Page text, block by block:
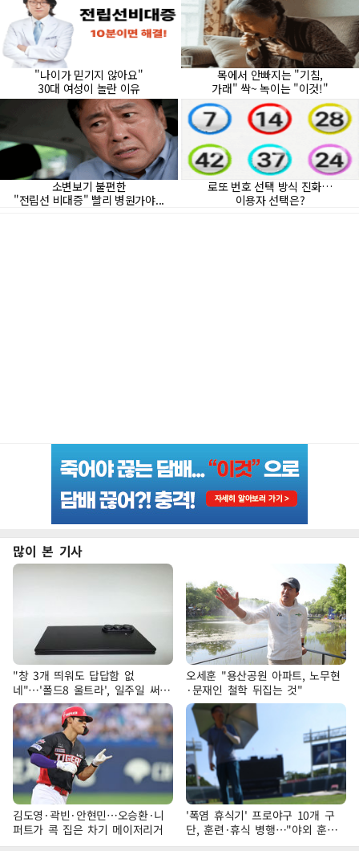
많이 본 기사
"창 3개 띄워도 답답함 없
네"…'폴드8 울트라', 일주일 써보
니
오세훈 "용산공원 아파트, 노무현
·문재인 철학 뒤집는 것"
김도영·곽빈·안현민…오승환·니
퍼트가 콕 집은 차기 메이저리거
'폭염 휴식기' 프로야구 10개 구
단, 훈련·휴식 병행…"야외 훈련
해도 안전 최우선"